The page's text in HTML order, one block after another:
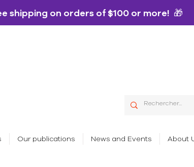
shipping on orders of $100 or more! 🎁
Our publications News and Events About